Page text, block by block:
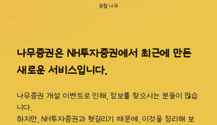
농협 나무
나무증권은 NH투자증권에서 최근에 만든
새로운 서비스입니다.
나무증권 개설 이벤트로 인해, 정보를 찾으시는 분들이 많습
니다.
하지만, NH투자증권과 헷갈리기 때문에, 이것을 정리해 보